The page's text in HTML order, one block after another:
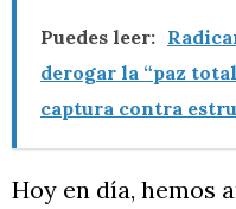
Puedes leer:
derogar la “paz
captura contra
Hoy en día, hemos